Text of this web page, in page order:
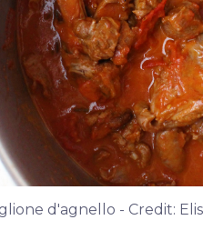
d'agnello - Credit: